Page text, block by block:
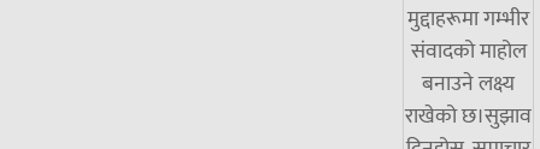
मुद्दाहरूमा गम्भीर
संवादको माहोल
बनाउने लक्ष्य
राखेको छ।सुझाव